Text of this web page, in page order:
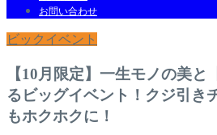
お問い合わせ
ビックイベント
【10月限定】一生モノの美と
るビッグイベント！クジ引き
もホクホクに！